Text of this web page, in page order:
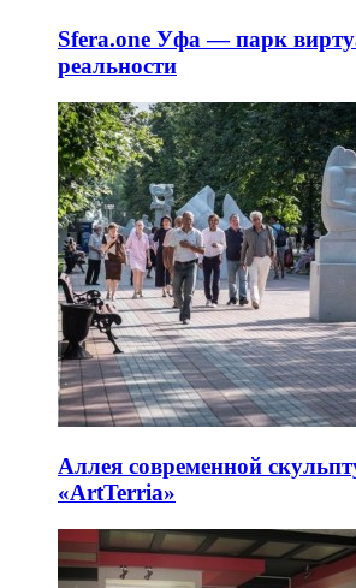
Sfera.one Уфа — парк
реальности
Аллея современной
«ArtTerria»